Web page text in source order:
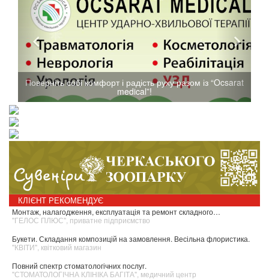
Поверніть собі комфорт і радість руху разом із “Ocsarat
medical”!
КЛІЄНТ РЕКОМЕНДУЄ
Монтаж, налагодження, експлуатація та ремонт складного…
"ГЕЛОС ПЛЮС", приватне підприємство
Букети. Складання композицій на замовлення. Весільна флористика.
"КВІТИ", квітковий магазин
Повний спектр стоматологічних послуг.
"СТОМАТОЛОГІЧНА КЛІНІКА БАГІТА", медичний центр